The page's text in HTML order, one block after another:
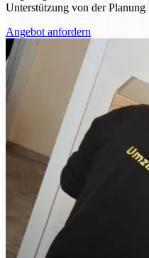
Unterstützung von der
Angebot anfordern